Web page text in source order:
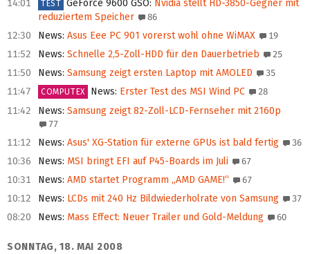
14:01 TEST GeForce 9600 GSO: Nvidia stellt HD-3850-Gegner mit
reduziertem Speicher
86
12:30 News: Asus Eee PC 901 vorerst wohl ohne WiMAX 19
11:52 News: Schnelle 2,5-Zoll-HDD für den Dauerbetrieb 25
11:50 News: Samsung zeigt ersten Laptop mit AMOLED 35
11:47 COMPUTEX News: Erster Test des MSI Wind PC 28
11:42 News: Samsung zeigt 82-Zoll-LCD-Fernseher mit 2160p
77
11:12 News: Asus' XG-Station für externe GPUs ist bald fertig 36
10:36 News: MSI bringt EFI auf P45-Boards im Juli 67
10:31 News: AMD startet Programm „AMD GAME!“ 67
10:12 News: LCDs mit 240 Hz Bildwiederholrate von Samsung 37
08:20 News: Mass Effect: Neuer Trailer und Gold-Meldung 60
SONNTAG, 18. MAI 2008